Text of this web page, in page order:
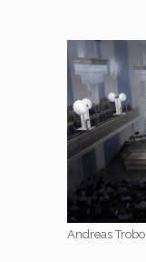
Andreas